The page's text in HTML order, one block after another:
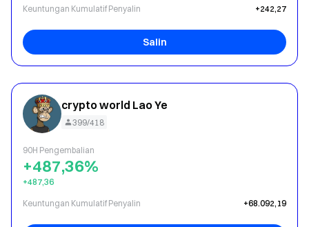
Keuntungan Kumulatif Penyalin +242,27
Salin
crypto world Lao Ye
399/418
90H Pengembalian
+487,36%
+487,36
Keuntungan Kumulatif Penyalin +68.092,19